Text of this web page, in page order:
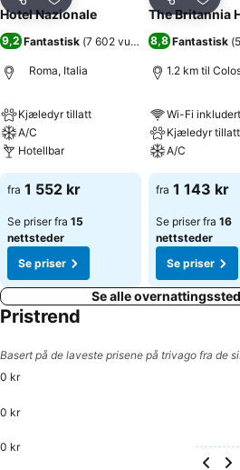
Del Legg til i favoritter
Hotel Nazionale
9,2 Fantastisk (7 602 vurderinger)
Roma, Italia
Kjæledyr tillatt
A/C
Hotellbar
fra 1 552 kr
Se priser fra 15
nettsteder
Se priser
Del Legg
The Britannia
8,8 Fantastisk (
1.2 km til
Wi-Fi inkludert
Kjæledyr tillatt
A/C
fra 1 143 kr
Se priser fra 16
nettsteder
Se priser
Se alle
Pristrend
Basert på de laveste prisene på trivago fra de
0 kr
0 kr
0 kr